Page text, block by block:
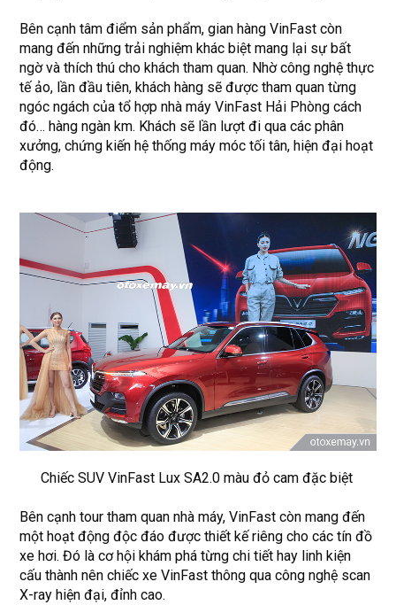
Bên cạnh tâm điểm sản phẩm, gian hàng VinFast còn
mang đến những trải nghiệm khác biệt mang lại sự bất
ngờ và thích thú cho khách tham quan. Nhờ công nghệ thực
tế ảo, lần đầu tiên, khách hàng sẽ được tham quan từng
ngóc ngách của tổ hợp nhà máy VinFast Hải Phòng cách
đó… hàng ngàn km. Khách sẽ lần lượt đi qua các phân
xưởng, chứng kiến hệ thống máy móc tối tân, hiện đại hoạt
động.
Chiếc SUV VinFast Lux SA2.0 màu đỏ cam đặc biệt
Bên cạnh tour tham quan nhà máy, VinFast còn mang đến
một hoạt động độc đáo được thiết kế riêng cho các tín đồ
xe hơi. Đó là cơ hội khám phá từng chi tiết hay linh kiện
cấu thành nên chiếc xe VinFast thông qua công nghệ scan
X-ray hiện đại, đỉnh cao.